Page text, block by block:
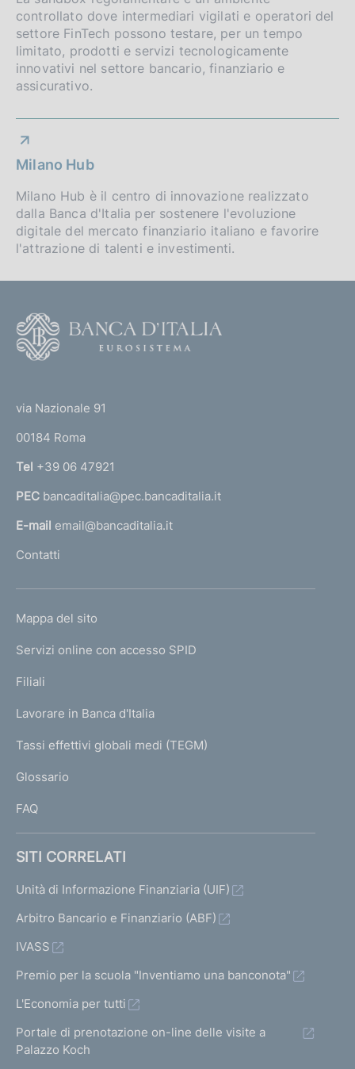
controllato dove intermediari vigilati e operatori del
settore FinTech possono testare, per un tempo
limitato, prodotti e servizi tecnologicamente
innovativi nel settore bancario, finanziario e
assicurativo.
Milano Hub
Milano Hub è il centro di innovazione realizzato
dalla Banca d'Italia per sostenere l'evoluzione
digitale del mercato finanziario italiano e favorire
l'attrazione di talenti e investimenti.
r
n
a
l
'
m
e
a
g
via Nazionale 91
00184 Roma
Tel +39 06 47921
PEC bancaditalia@pec.bancaditalia.it
E-mail email@bancaditalia.it
Contatti
L
N
K
T
I
I
Mappa del sito
Servizi online con accesso SPID
Filiali
Lavorare in Banca d'Italia
Tassi effettivi globali medi (TEGM)
Glossario
FAQ
SITI CORRELATI
Unità di Informazione Finanziaria (UIF)
Arbitro Bancario e Finanziario (ABF)
IVASS
Premio per la scuola "Inventiamo una banconota"
L'Economia per tutti
Portale di prenotazione on-line delle visite a
Palazzo Koch